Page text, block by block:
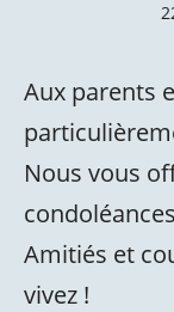
Aux parents
Nous vous
Amitiés et
vivez !